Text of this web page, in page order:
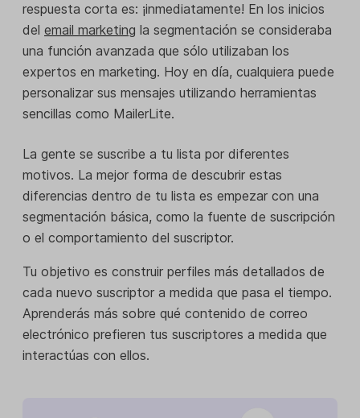
respuesta corta es: ¡inmediatamente! En los inicios
del email marketing la segmentación se consideraba
una función avanzada que sólo utilizaban los
expertos en marketing. Hoy en día, cualquiera puede
personalizar sus mensajes utilizando herramientas
sencillas como MailerLite.
La gente se suscribe a tu lista por diferentes
motivos. La mejor forma de descubrir estas
diferencias dentro de tu lista es empezar con una
segmentación básica, como la fuente de suscripción
o el comportamiento del suscriptor.
Tu objetivo es construir perfiles más detallados de
cada nuevo suscriptor a medida que pasa el tiempo.
Aprenderás más sobre qué contenido de correo
electrónico prefieren tus suscriptores a medida que
interactúas con ellos.